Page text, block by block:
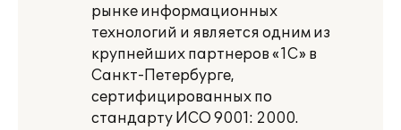
рынке информационных
технологий и является одним из
крупнейших партнеров «1С» в
Санкт-Петербурге,
сертифицированных по
стандарту ИСО 9001: 2000.